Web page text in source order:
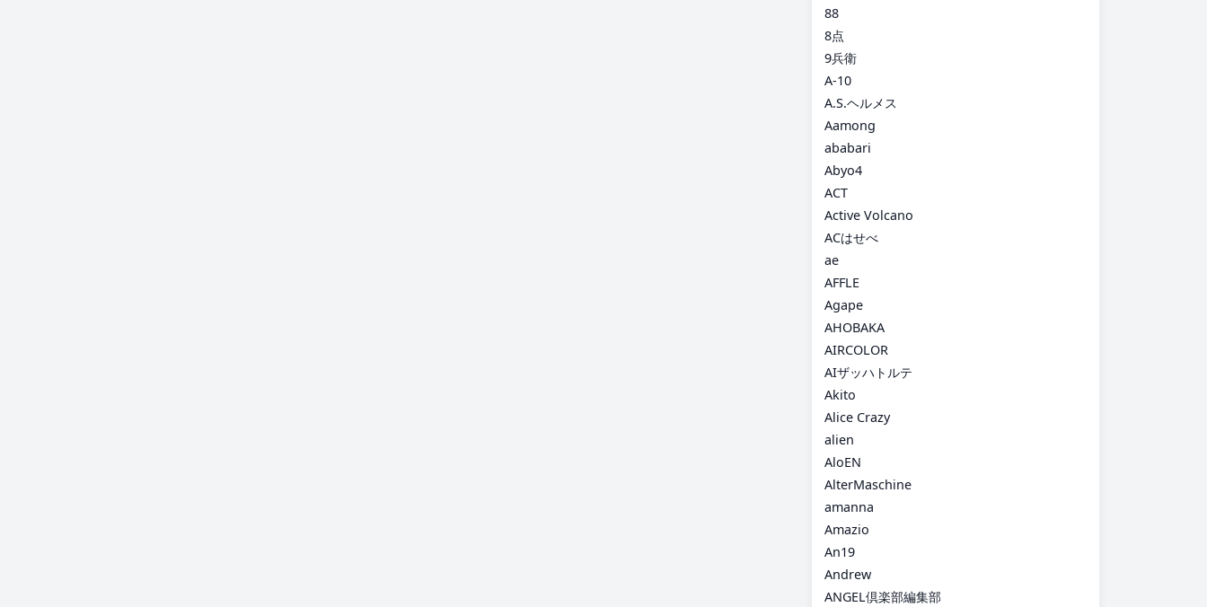
88
8点
9兵衛
A-10
A.S.ヘルメス
Aamong
ababari
Abyo4
ACT
Active Volcano
ACはせべ
ae
AFFLE
Agape
AHOBAKA
AIRCOLOR
AIザッハトルテ
Akito
Alice Crazy
alien
AloEN
AlterMaschine
amanna
Amazio
An19
Andrew
ANGEL倶楽部編集部